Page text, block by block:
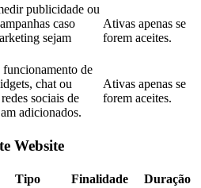
publicidade ou
caso
sejam
Ativas apenas se
forem aceites.
de
chat ou
sociais de
adicionados.
Ativas apenas se
forem aceites.
Website
Tipo Finalidade Duração